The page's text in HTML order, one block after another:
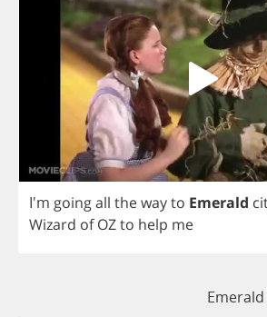
I'm goingall thewayto Emerald
Wizard of OZto help me